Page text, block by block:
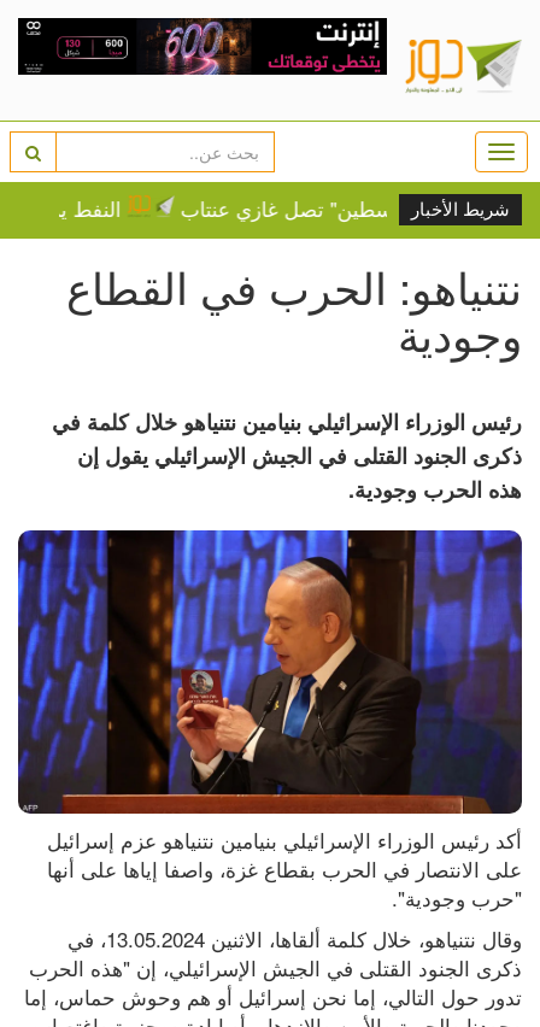
شريط الأخبار
"قافلة فلسطين" تصل غازي عنتاب النفط يرتفع وسط
نتنياهو: الحرب في القطاع
وجودية
رئيس الوزراء الإسرائيلي بنيامين نتنياهو خلال كلمة في
ذكرى الجنود القتلى في الجيش الإسرائيلي يقول إن
هذه الحرب وجودية.
"حرب وجودية".